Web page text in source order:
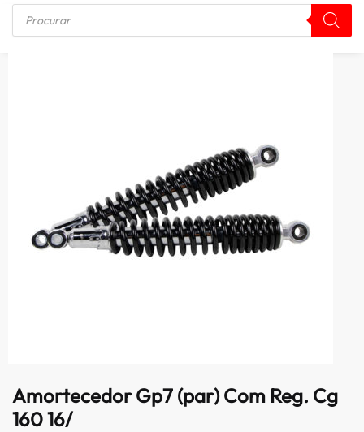
Início / SUSPENÇÃO Amortecedor Gp7 (par) Com Reg. Cg 160 16/
Amortecedor Gp7 (par) Com Reg. Cg
160 16/